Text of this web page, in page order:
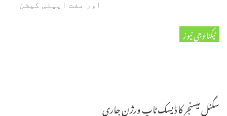
اور مفت ایپلی کیشن
ٹیکنالوجی نیوز
سگنل میسنجر کا ڈیسک ٹاپ ورژن جاری